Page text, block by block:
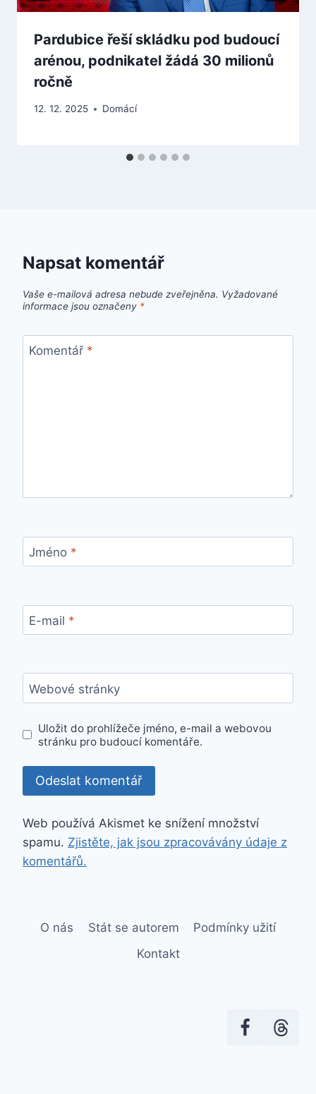
Pardubice řeší skládku pod budoucí
arénou, podnikatel žádá 30 milionů
ročně
12. 12. 2025 Domácí
Napsat komentář
Vaše e-mailová adresa nebude zveřejněna. Vyžadované
informace jsou označeny *
Komentář *
Jméno *
E-mail *
Webové stránky
Uložit do prohlížeče jméno, e-mail a webovou
stránku pro budoucí komentáře.
Web používá Akismet ke snížení množství
spamu. Zjistěte, jak jsou zpracovávány údaje z
komentářů.
O nás Stát se autorem
Podmínky užití
Kontakt